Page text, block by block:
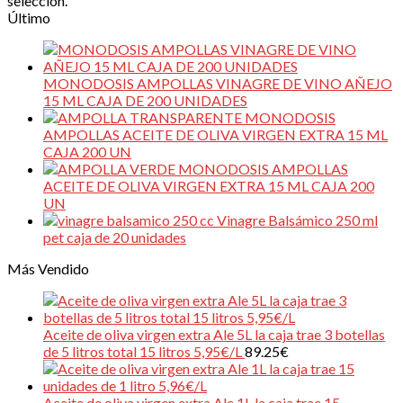
Último
MONODOSIS AMPOLLAS VINAGRE DE VINO AÑEJO
15 ML CAJA DE 200 UNIDADES
MONODOSIS
AMPOLLAS ACEITE DE OLIVA VIRGEN EXTRA 15 ML
CAJA 200 UN
MONODOSIS AMPOLLAS
ACEITE DE OLIVA VIRGEN EXTRA 15 ML CAJA 200
UN
Vinagre Balsámico 250 ml
pet caja de 20 unidades
Más Vendido
Aceite de oliva virgen extra Ale 5L la caja trae 3 botellas
de 5 litros total 15 litros 5,95€/L89.25€